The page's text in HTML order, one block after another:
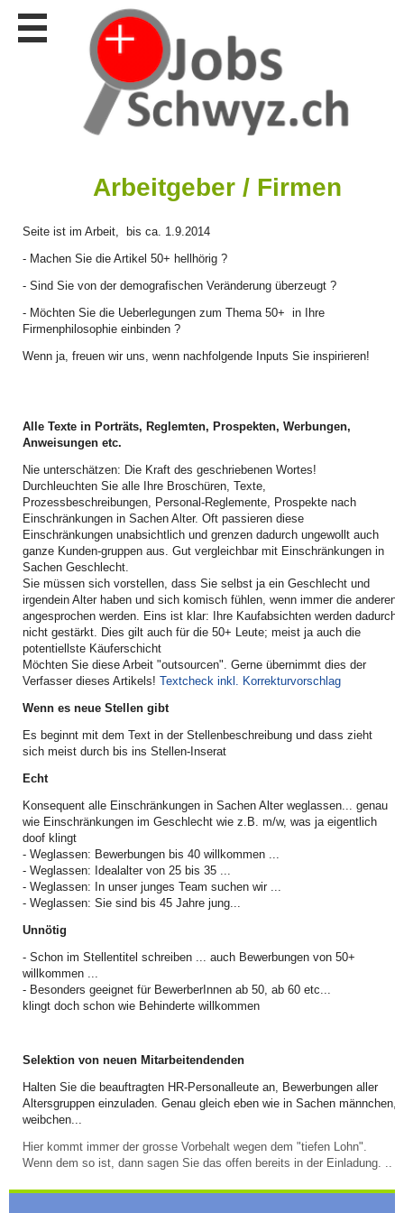
Stellen
Personalberatungen
publizieren
JOB-
finden
Lehrstellen
gratis
Arbeitgeber / Firmen
Seite ist im Arbeit, bis ca. 1.9.2014
- Machen Sie die Artikel 50+ hellhörig ?
- Sind Sie von der demografischen Veränderung überzeugt ?
- Möchten Sie die Ueberlegungen zum Thema 50+ in Ihre
Firmenphilosophie einbinden ?
Wenn ja, freuen wir uns, wenn nachfolgende Inputs Sie inspirieren!
Alle Texte in Porträts, Reglemten, Prospekten, Werbungen,
Anweisungen etc.
Nie unterschätzen: Die Kraft des geschriebenen Wortes!
Durchleuchten Sie alle Ihre Broschüren, Texte,
Prozessbeschreibungen, Personal-Reglemente, Prospekte nach
Einschränkungen in Sachen Alter. Oft passieren diese
Einschränkungen unabsichtlich und grenzen dadurch ungewollt auch
ganze Kunden-gruppen aus. Gut vergleichbar mit Einschränkungen in
Sachen Geschlecht.
Sie müssen sich vorstellen, dass Sie selbst ja ein Geschlecht und
irgendein Alter haben und sich komisch fühlen, wenn immer die anderen
angesprochen werden. Eins ist klar: Ihre Kaufabsichten werden dadurch
nicht gestärkt. Dies gilt auch für die 50+ Leute; meist ja auch die
potentiellste Käuferschicht
Möchten Sie diese Arbeit "outsourcen". Gerne übernimmt dies der
Verfasser dieses Artikels! Textcheck inkl. Korrekturvorschlag
Wenn es neue Stellen gibt
Es beginnt mit dem Text in der Stellenbeschreibung und dass zieht
sich meist durch bis ins Stellen-Inserat
Echt
Konsequent alle Einschränkungen in Sachen Alter weglassen... genau
wie Einschränkungen im Geschlecht wie z.B. m/w, was ja eigentlich
doof klingt
- Weglassen: Bewerbungen bis 40 willkommen ...
- Weglassen: Idealalter von 25 bis 35 ...
- Weglassen: In unser junges Team suchen wir ...
- Weglassen: Sie sind bis 45 Jahre jung...
Unnötig
- Schon im Stellentitel schreiben ... auch Bewerbungen von 50+
willkommen ...
- Besonders geeignet für BewerberInnen ab 50, ab 60 etc...
klingt doch schon wie Behinderte willkommen
Selektion von neuen Mitarbeitendenden
Halten Sie die beauftragten HR-Personalleute an, Bewerbungen aller
Altersgruppen einzuladen. Genau gleich eben wie in Sachen männchen,
weibchen...
Hier kommt immer der grosse Vorbehalt wegen dem "tiefen Lohn".
Wenn dem so ist, dann sagen Sie das offen bereits in der Einladung. ..